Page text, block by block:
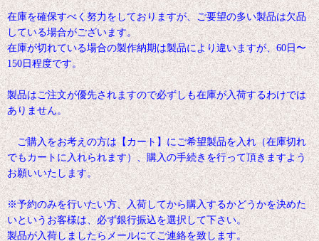
在庫を確保すべく努力をしておりますが、ご要望の多い製品は欠品
している場合がございます。
在庫が切れている場合の製作納期は製品により違いますが、60日〜
150日程度です。
製品はご注文が優先されますので必ずしも在庫が入荷するわけでは
ありません。
ご購入をお考えの方は【カート】にご希望製品を入れ（在庫切れ
でもカートに入れられます）、購入の手続きを行って頂きますよう
お願いいたします。
※予約のみを行いたい方、入荷してから購入するかどうかを決めた
いというお客様は、必ず銀行振込を選択して下さい。
製品が入荷しましたらメールにてご連絡を致します。